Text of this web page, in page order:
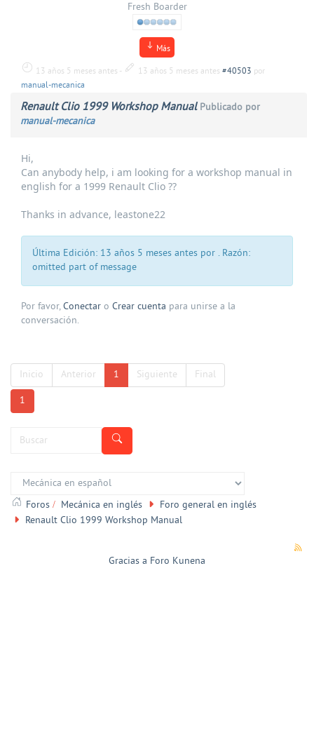
Fresh Boarder
Más
13 años 5 meses antes - 13 años 5 meses antes #40503 por
manual-mecanica
Renault Clio 1999 Workshop ManualPublicado por
manual-mecanica
Hi,
Can anybody help, i am looking for a workshop manual in
english for a 1999 Renault Clio ??
Thanks in advance, leastone22
Última Edición: 13 años 5 meses antes por . Razón:
omitted part of message
Por favor,Conectar o Crear cuenta para unirse a la
conversación.
Inicio Anterior 1 Siguiente Final
1
Foros Mecánica en inglés
Foro general en inglés
Renault Clio 1999 Workshop Manual
Gracias a Foro Kunena